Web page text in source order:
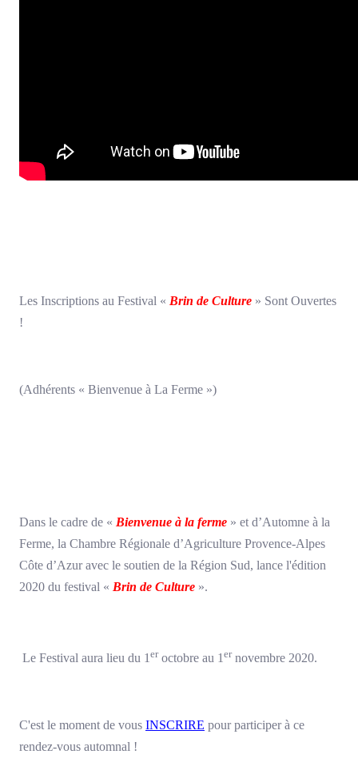
Les Inscriptions au Festival « Brin de Culture » Sont Ouvertes
!
(Adhérents « Bienvenue à La Ferme »)
Dans le cadre de « Bienvenue à la ferme » et d’Automne à la
Ferme, la Chambre Régionale d’Agriculture Provence-Alpes
Côte d’Azur avec le soutien de la Région Sud, lance l'édition
2020 du festival « Brin de Culture ».
Le Festival aura lieu du 1 eroctobre au 1 ernovembre 2020.
C'est le moment de vous INSCRIRE pour participer à ce
rendez-vous automnal !